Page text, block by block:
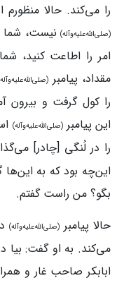
را می‌کند. حالا
(صلی‌الله‌علیه‌وآله) نیست، شما
امر را اطاعت کنید،
مقداد، پیامبر
را کول گرفت و
این پیامبر(صلی‌الله‌علیه‌وآله)
را در لُنگی [چادر]
این‌چه بود که به
بگو؟ من راست گفتم.
حالا پیامبر(صلی‌الله‌علیه‌وآله)
می‌کند. به او گفت: بیا
ابابکر صاحب غار و